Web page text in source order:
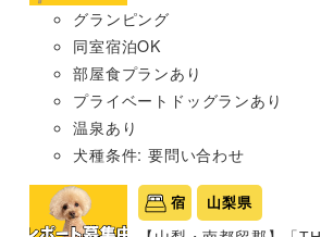
グランピング
同室宿泊OK
部屋食プランあり
プライベートドッグランあり
温泉あり
犬種条件: 要問い合わせ
宿 山梨県